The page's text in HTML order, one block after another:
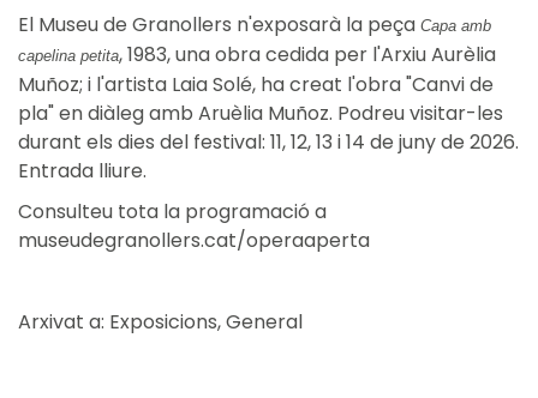
El Museu de Granollers n'exposarà la peça Capa amb
capelina petita, 1983, una obra cedida per l'Arxiu Aurèlia
Muñoz; i l'artista Laia Solé, ha creat l'obra "Canvi de
pla" en diàleg amb Aruèlia Muñoz. Podreu visitar-les
durant els dies del festival: 11, 12, 13 i 14 de juny de 2026.
Entrada lliure.
Consulteu tota la programació a
museudegranollers.cat/operaaperta
Arxivat a: Exposicions,General